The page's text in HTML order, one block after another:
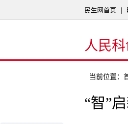
民生网首页
人民科
当前位置：
‍‍“智”